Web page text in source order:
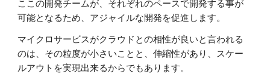
ここの開発チームが、それぞれのペースで開発する事が
可能となるため、アジャイルな開発を促進します。
マイクロサービスがクラウドとの相性が良いと言われる
のは、その粒度が小さいことと、伸縮性があり、スケー
ルアウトを実現出来るからでもあります。